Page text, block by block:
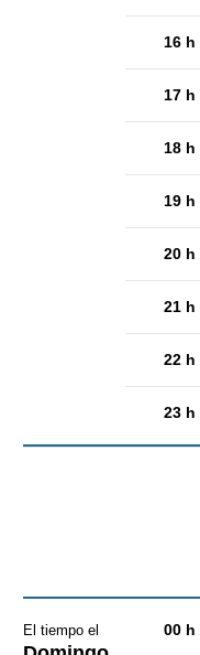
16 h
17 h
18 h
19 h
20 h
21 h
22 h
23 h
El tiempo el 00 h